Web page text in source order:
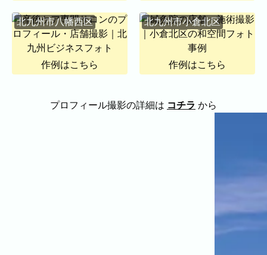
今まで寄せられた質問をまとめました。
北九州市八幡西区
作例はこちら
北九州市小倉北区
作例はこちら
プロフィール撮影の詳細は コチラ から